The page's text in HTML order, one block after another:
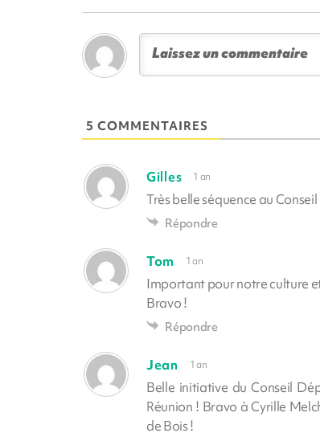
5 COMMENTAIRES
Gilles 1 an
Très belle séquence au
Répondre
Tom 1 an
Important pour notre culture
Bravo !
Répondre
Jean 1 an
Belle initiative du Conseil
Réunion ! Bravo à Cyrille
de Bois !